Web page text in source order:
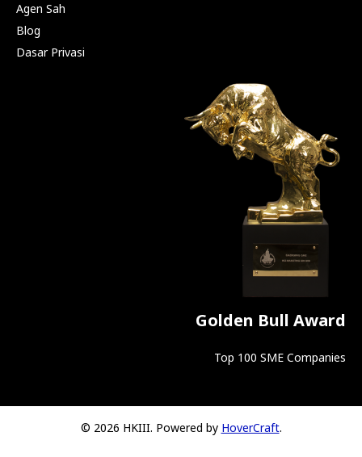
Agen Sah
Blog
Dasar Privasi
Golden Bull Award
Top 100 SME Companies
© 2026 HKIII. Powered by HoverCraft.